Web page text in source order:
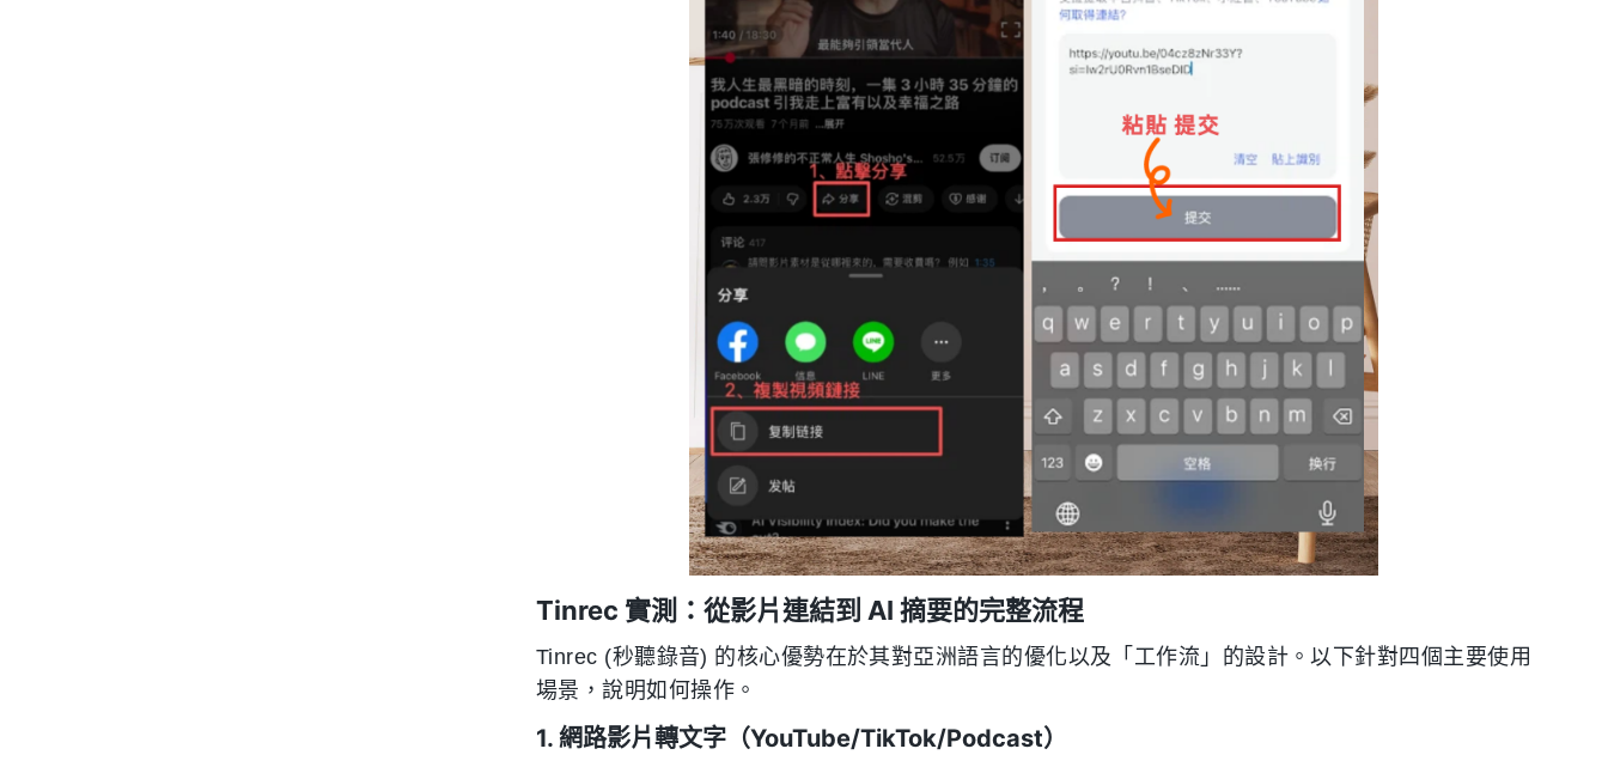
Tinrec 實測：從影片連結到 AI 摘要的完整流程
Tinrec (秒聽錄音) 的核心優勢在於其對亞洲語言的優化以及「工作流」的設計。以下針對四個主要使用
場景，說明如何操作。
1. 網路影片轉文字（YouTube/TikTok/Podcast）